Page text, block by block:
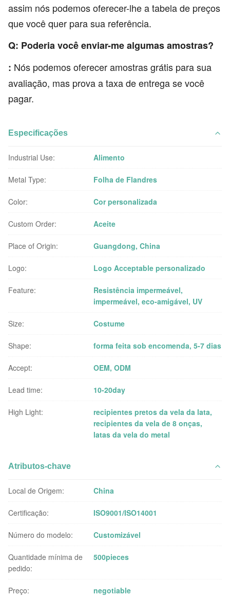
assim nós podemos oferecer-lhe a tabela de preços
que você quer para sua referência.
Q: Poderia você enviar-me algumas amostras?
: Nós podemos oferecer amostras grátis para sua
avaliação, mas prova a taxa de entrega se você
pagar.
Especificações
Industrial Use: Alimento
Metal Type: Folha de Flandres
Color: Cor personalizada
Custom Order: Aceite
Place of Origin: Guangdong, China
Logo: Logo Acceptable personalizado
Feature:
Resistência impermeável,
impermeável, eco-amigável, UV
Size: Costume
Shape: forma feita sob encomenda, 5-7 dias
Accept: OEM, ODM
Lead time: 10-20day
High Light: recipientes pretos da vela da lata,
recipientes da vela de 8 onças,
latas da vela do metal
Atributos-chave
Local de Origem: China
Certificação: ISO9001/ISO14001
Número do modelo: Customizável
Quantidade mínima de
pedido:
500pieces
Preço: negotiable